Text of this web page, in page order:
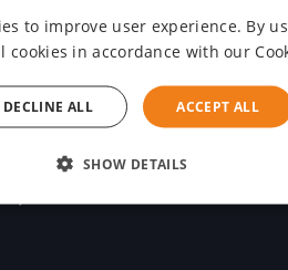
to improve user experience. By
cookies in accordance with our
ACCEPT ALL
DECLINE ALL
SHOW DETAILS